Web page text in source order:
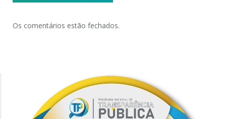
Os comentários estão fechados.